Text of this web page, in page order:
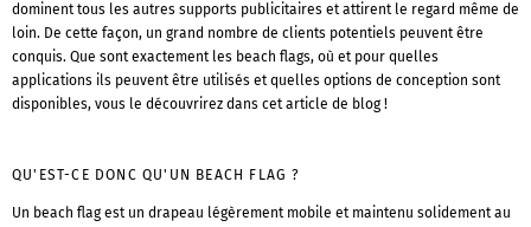
dominent tous les autres supports publicitaires et attirent le regard même de
loin. De cette façon, un grand nombre de clients potentiels peuvent être
conquis. Que sont exactement les beach flags, où et pour quelles
applications ils peuvent être utilisés et quelles options de conception sont
disponibles, vous le découvrirez dans cet article de blog !
QU'EST-CE DONC QU'UN BEACH FLAG ?
Un beach flag est un drapeau légèrement mobile et maintenu solidement au